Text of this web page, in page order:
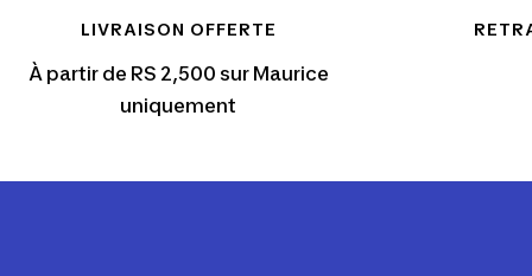
LIVRAISON OFFERTE
À partir de RS 2,500 sur Maurice
uniquement